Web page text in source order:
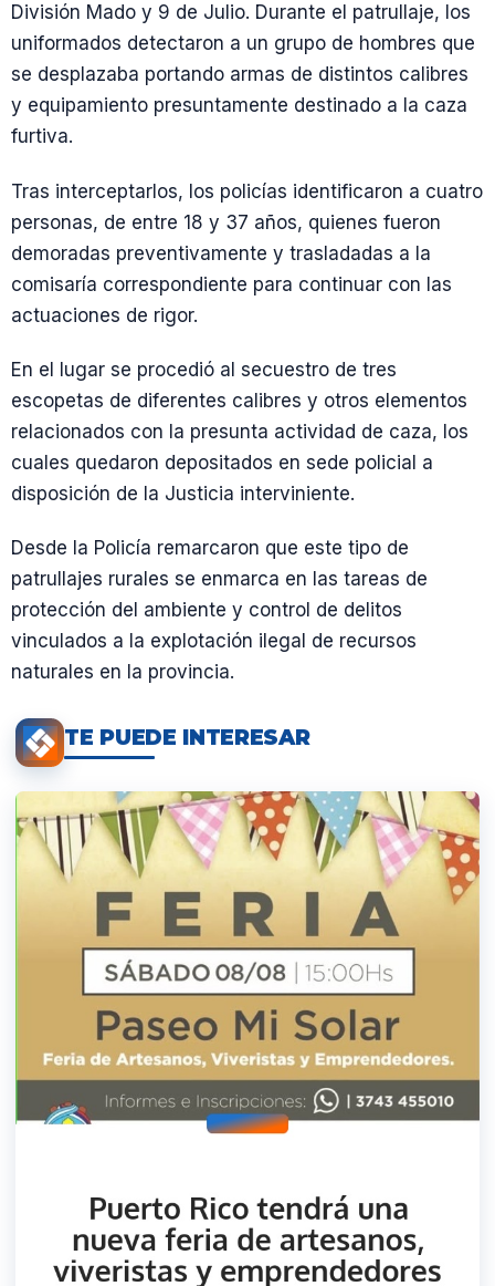
División Mado y 9 de Julio. Durante el patrullaje, los
uniformados detectaron a un grupo de hombres que
se desplazaba portando armas de distintos calibres
y equipamiento presuntamente destinado a la caza
furtiva.
Tras interceptarlos, los policías identificaron a cuatro
personas, de entre 18 y 37 años, quienes fueron
demoradas preventivamente y trasladadas a la
comisaría correspondiente para continuar con las
actuaciones de rigor.
En el lugar se procedió al secuestro de tres
escopetas de diferentes calibres y otros elementos
relacionados con la presunta actividad de caza, los
cuales quedaron depositados en sede policial a
disposición de la Justicia interviniente.
Desde la Policía remarcaron que este tipo de
patrullajes rurales se enmarca en las tareas de
protección del ambiente y control de delitos
vinculados a la explotación ilegal de recursos
naturales en la provincia.
TE PUEDE INTERESAR